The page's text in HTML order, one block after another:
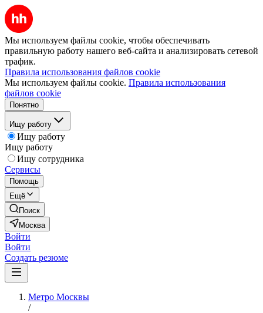
Мы используем файлы cookie, чтобы обеспечивать
правильную работу нашего веб-сайта и анализировать сетевой
трафик.
Правила использования файлов cookie
Мы используем файлы cookie. Правила использования
файлов cookie
Понятно
Ищу работу
Ищу работу
Ищу работу
Ищу сотрудника
Сервисы
Помощь
Ещё
Поиск
Москва
Войти
Войти
Создать резюме
Метро Москвы
/